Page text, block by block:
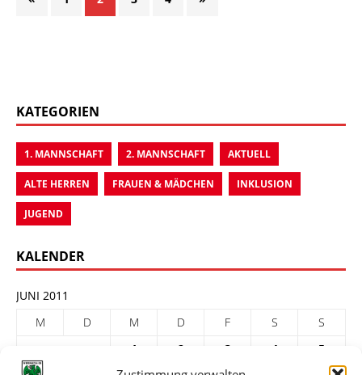
KATEGORIEN
1. MANNSCHAFT 2. MANNSCHAFT AKTUELL
ALTE HERREN FRAUEN & MÄDCHEN INKLUSION
JUGEND
KALENDER
JUNI 2011
M
D M D F S
S
1
2 3 4
5